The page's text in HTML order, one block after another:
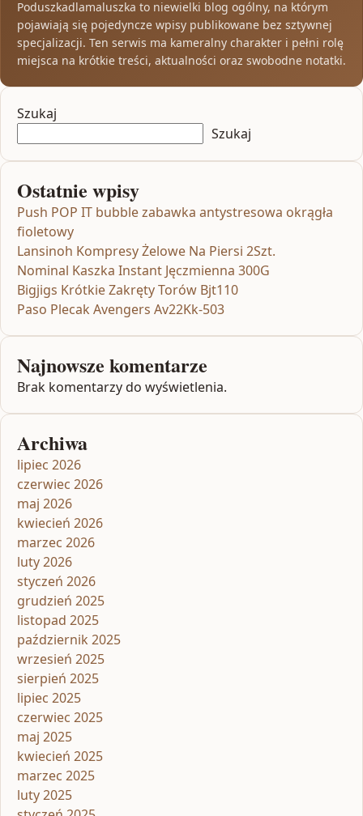
Poduszkadlamaluszka to niewielki blog ogólny, na którym
pojawiają się pojedyncze wpisy publikowane bez sztywnej
specjalizacji. Ten serwis ma kameralny charakter i pełni rolę
miejsca na krótkie treści, aktualności oraz swobodne notatki.
Szukaj
Szukaj
Ostatnie wpisy
Push POP IT bubble zabawka antystresowa okrągła
fioletowy
Lansinoh Kompresy Żelowe Na Piersi 2Szt.
Nominal Kaszka Instant Jęczmienna 300G
Bigjigs Krótkie Zakręty Torów Bjt110
Paso Plecak Avengers Av22Kk-503
Najnowsze komentarze
Brak komentarzy do wyświetlenia.
Archiwa
lipiec 2026
czerwiec 2026
maj 2026
kwiecień 2026
marzec 2026
luty 2026
styczeń 2026
grudzień 2025
listopad 2025
październik 2025
wrzesień 2025
sierpień 2025
lipiec 2025
czerwiec 2025
maj 2025
kwiecień 2025
marzec 2025
luty 2025